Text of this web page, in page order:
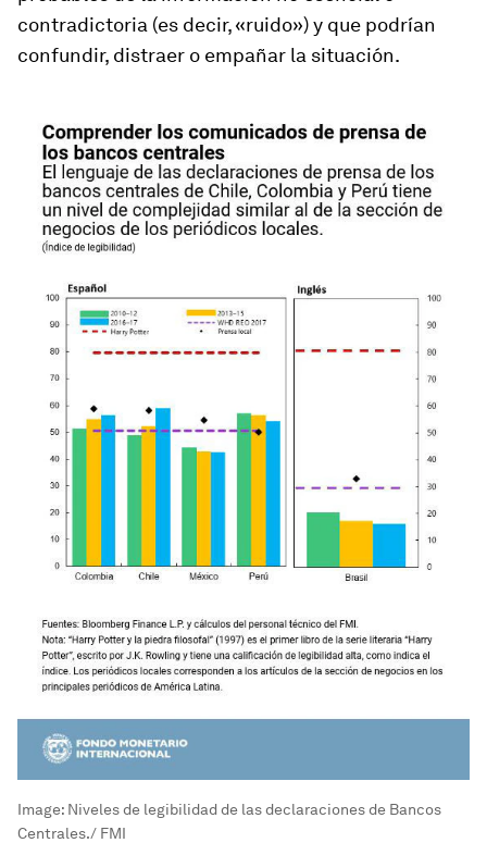
contradictoria (es decir, «ruido») y que podrían
confundir, distraer o empañar la situación.
Image: Niveles de legibilidad de las declaraciones de Bancos
Centrales./ FMI